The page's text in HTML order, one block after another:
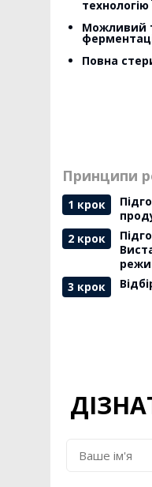
Можливий
Повна
Принципи
1 крок
2 крок
3 крок
Ім'я